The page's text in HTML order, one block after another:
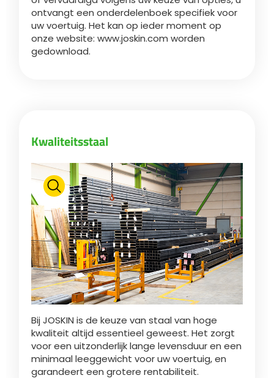
Yкраїнська мова
日本語
中文
Português
العربية
ontvangt een onderdelenboek specifiek voor
uw voertuig. Het kan op ieder moment op
onze website: www.joskin.com worden
gedownload.
Kwaliteitsstaal
Bij JOSKIN is de keuze van staal van hoge
kwaliteit altijd essentieel geweest. Het zorgt
voor een uitzonderlijk lange levensduur en een
minimaal leeggewicht voor uw voertuig, en
garandeert een grotere rentabiliteit.